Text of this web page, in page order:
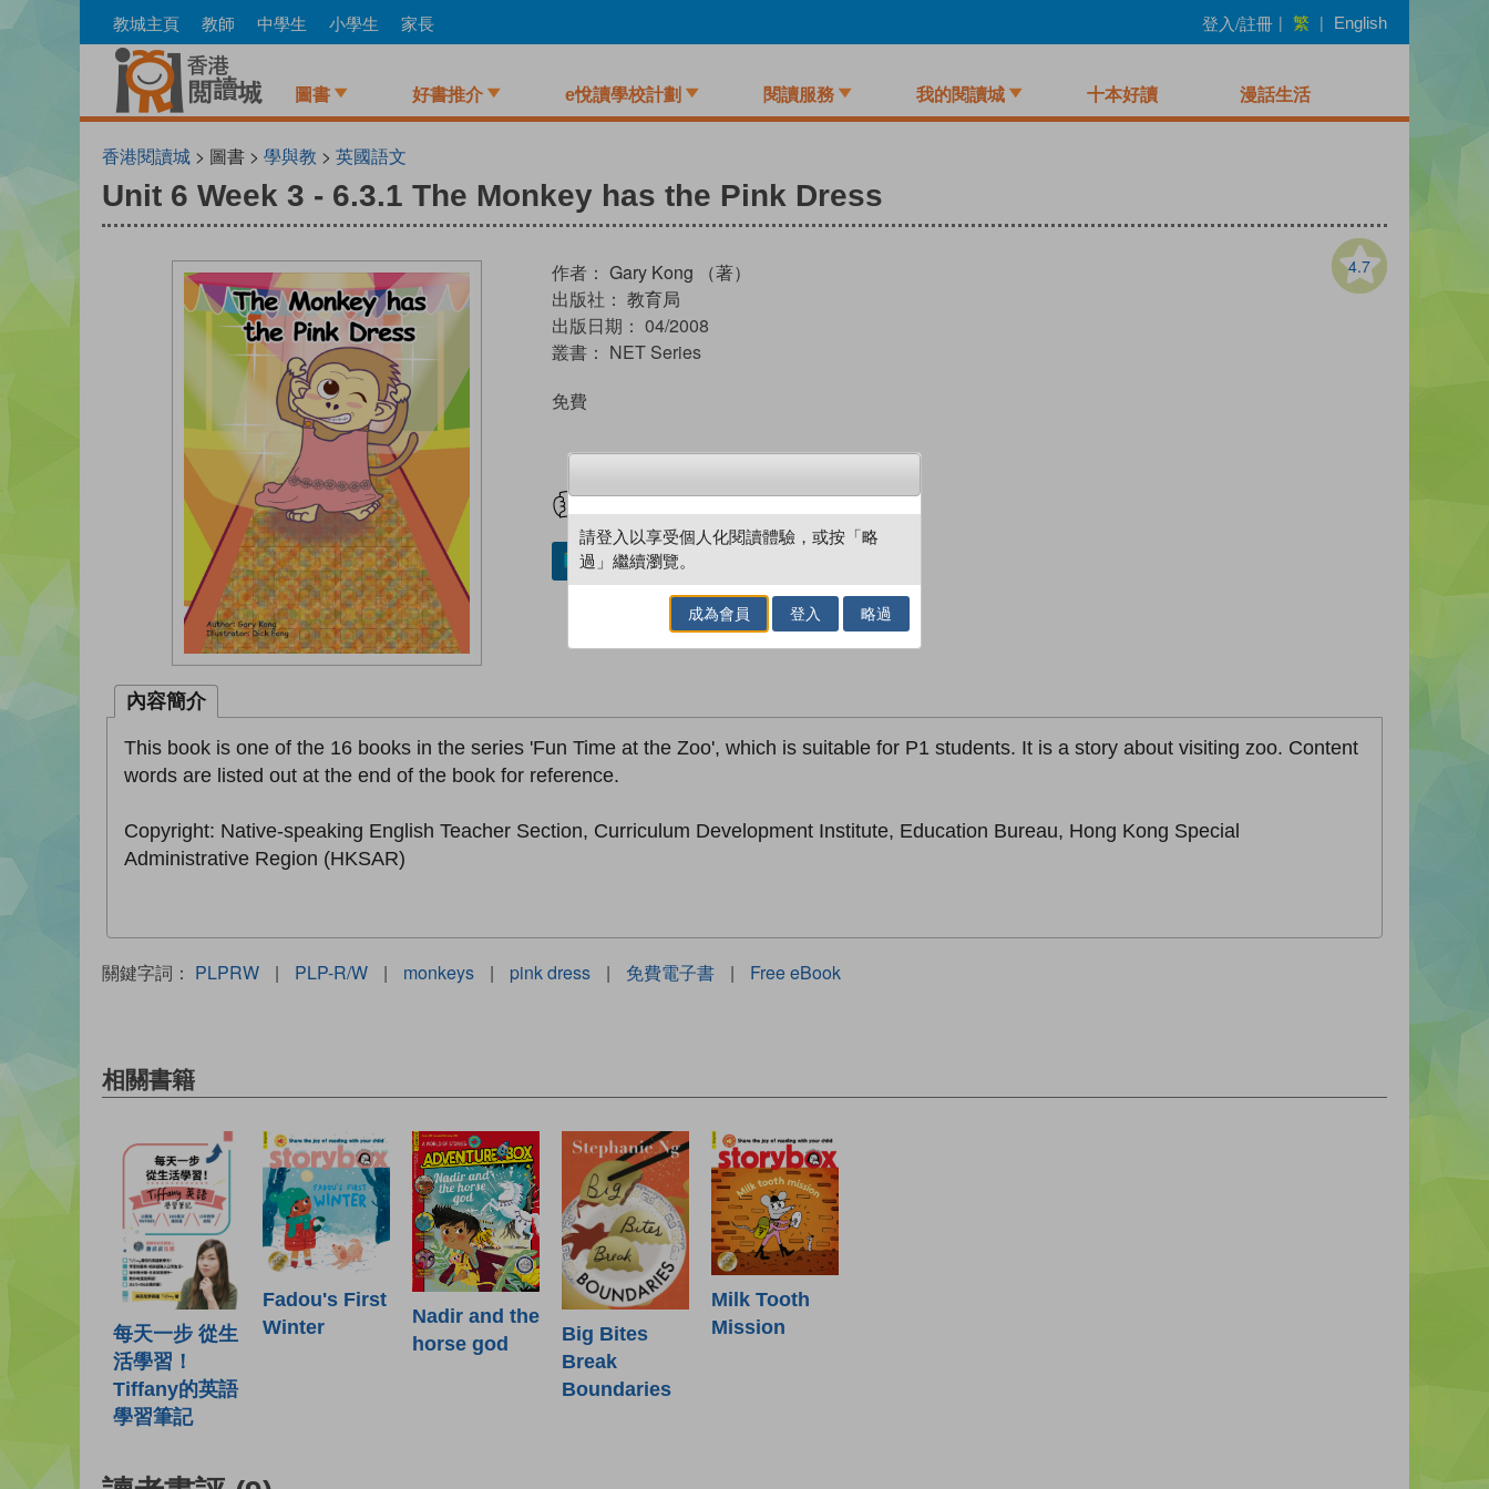
to
教城主頁 教師 中學生 小學生 家長 登入/註冊 | 繁 | English
圖書 好書推介 e悅讀學校計劃 閱讀服務 我的閱讀城 十本好讀 漫話生活
香港閱讀城 > 圖書 > 學與教 > 英國語文
Unit 6 Week 3 - 6.3.1 The Monkey has the Pink Dress
4.7
作者： Gary Kong （著）
出版社： 教育局
出版日期： 04/2008
叢書： NET Series
免費
加入／閱讀電子書
內容簡介
This book is one of the 16 books in the series 'Fun Time at the Zoo', which is suitable for P1 students. It is a story about visiting zoo. Content
words are listed out at the end of the book for reference.
Copyright: Native-speaking English Teacher Section, Curriculum Development Institute, Education Bureau, Hong Kong Special
Administrative Region (HKSAR)
關鍵字詞： PLPRW | PLP-R/W | monkeys | pink dress | 免費電子書 | Free eBook
相關書籍
每天一步 從生
活學習！
Tiffany的英語
學習筆記
Fadou's First
Winter
Nadir and the
horse god
Big Bites
Break
Boundaries
Milk Tooth
Mission
請登入以享受個人化閱讀體驗，或按「略
過」繼續瀏覽。
成為會員 登入 略過